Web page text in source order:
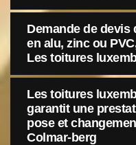
Demande de devis
en alu, zinc ou
Les toitures
Les toitures
garantit une
pose et
Colmar-berg